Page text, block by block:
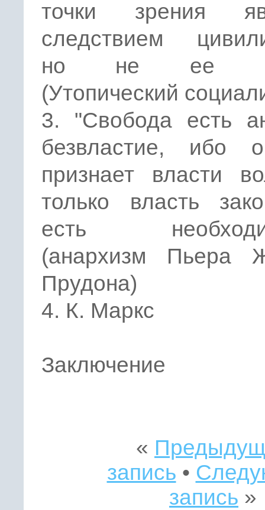
точки зрения
следствием
но не ее
(Утопический
3. "Свобода есть
безвластие, ибо
признает власти
только власть
есть
(анархизм Пьера
Прудона)
4. К. Маркс
Заключение
«
запись •
запись »